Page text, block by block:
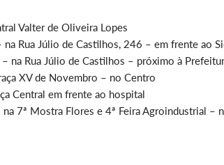
Valter de Oliveira Lopes
Rua Júlio de Castilhos, 246 – em frente ao
na Rua Júlio de Castilhos – próximo à
XV de Novembro – no Centro
Central em frente ao hospital
7ª Mostra Flores e 4ª Feira Agroindustrial –